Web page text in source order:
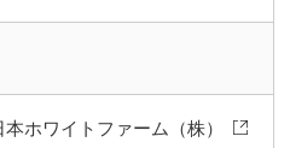
本ホワイトファーム（株）